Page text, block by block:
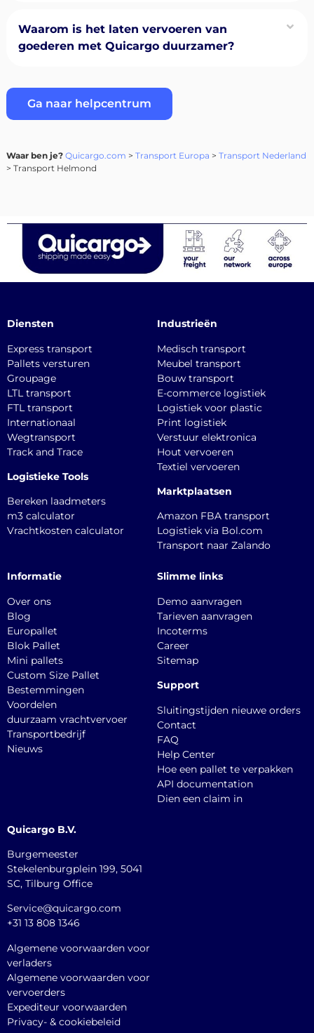
Waarom is het laten vervoeren van
goederen met Quicargo duurzamer?
Ga naar helpcentrum
Waar ben je? Quicargo.com > Transport Europa > Transport Nederland
> Transport Helmond
Diensten
Express transport
Pallets versturen
Groupage
LTL transport
FTL transport
Internationaal
Wegtransport
Track and Trace
Logistieke Tools
Bereken laadmeters
m3 calculator
Vrachtkosten calculator
Industrieën
Medisch transport
Meubel transport
Bouw transport
E-commerce logistiek
Logistiek voor plastic
Print logistiek
Verstuur elektronica
Hout vervoeren
Textiel vervoeren
Marktplaatsen
Amazon FBA transport
Logistiek via Bol.com
Transport naar Zalando
Informatie
Over ons
Blog
Europallet
Blok Pallet
Mini pallets
Custom Size Pallet
Bestemmingen
Voordelen
duurzaam vrachtvervoer
Transportbedrijf
Nieuws
Slimme links
Demo aanvragen
Tarieven aanvragen
Incoterms
Career
Sitemap
Support
Sluitingstijden nieuwe orders
Contact
FAQ
Help Center
Hoe een pallet te verpakken
API documentation
Dien een claim in
Quicargo B.V.
Burgemeester
Stekelenburgplein 199, 5041
SC, Tilburg Office
Service@quicargo.com
+31 13 808 1346
Algemene voorwaarden voor
verladers
Algemene voorwaarden voor
vervoerders
Expediteur voorwaarden
Privacy- & cookiebeleid